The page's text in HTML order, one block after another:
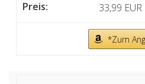
33,99 EUR
*Zum